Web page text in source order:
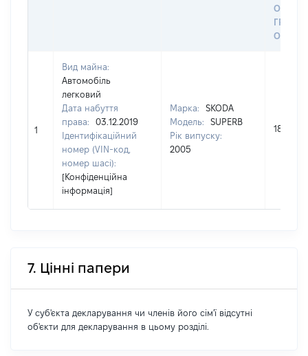
1
Вид майна:
Автомобіль
легковий
Дата набуття
права:
03.12.2019
Ідентифікаційний
номер (VIN-код,
номер шасі):
[Конфіденційна
інформація]
Марка:
SKODA
Модель:
SUPERB
Рік випуску:
2005
180700
7. Цінні папери
У суб'єкта декларування чи членів його сім'ї відсутні
об'єкти для декларування в цьому розділі.